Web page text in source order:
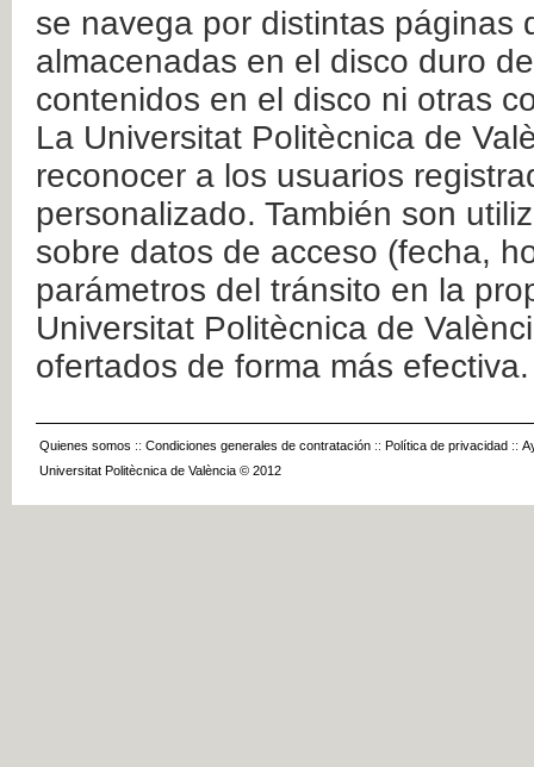
se navega por distintas páginas
almacenadas en el disco duro
contenidos en el disco ni otras
La Universitat Politècnica de
reconocer a los usuarios
personalizado. También son
sobre datos de acceso (fecha,
parámetros del tránsito en la
Universitat Politècnica de
ofertados de forma más efectiva.
Quienes somos :: Condiciones generales de contratación :: Política de privacidad ::
Universitat Politècnica de València © 2012